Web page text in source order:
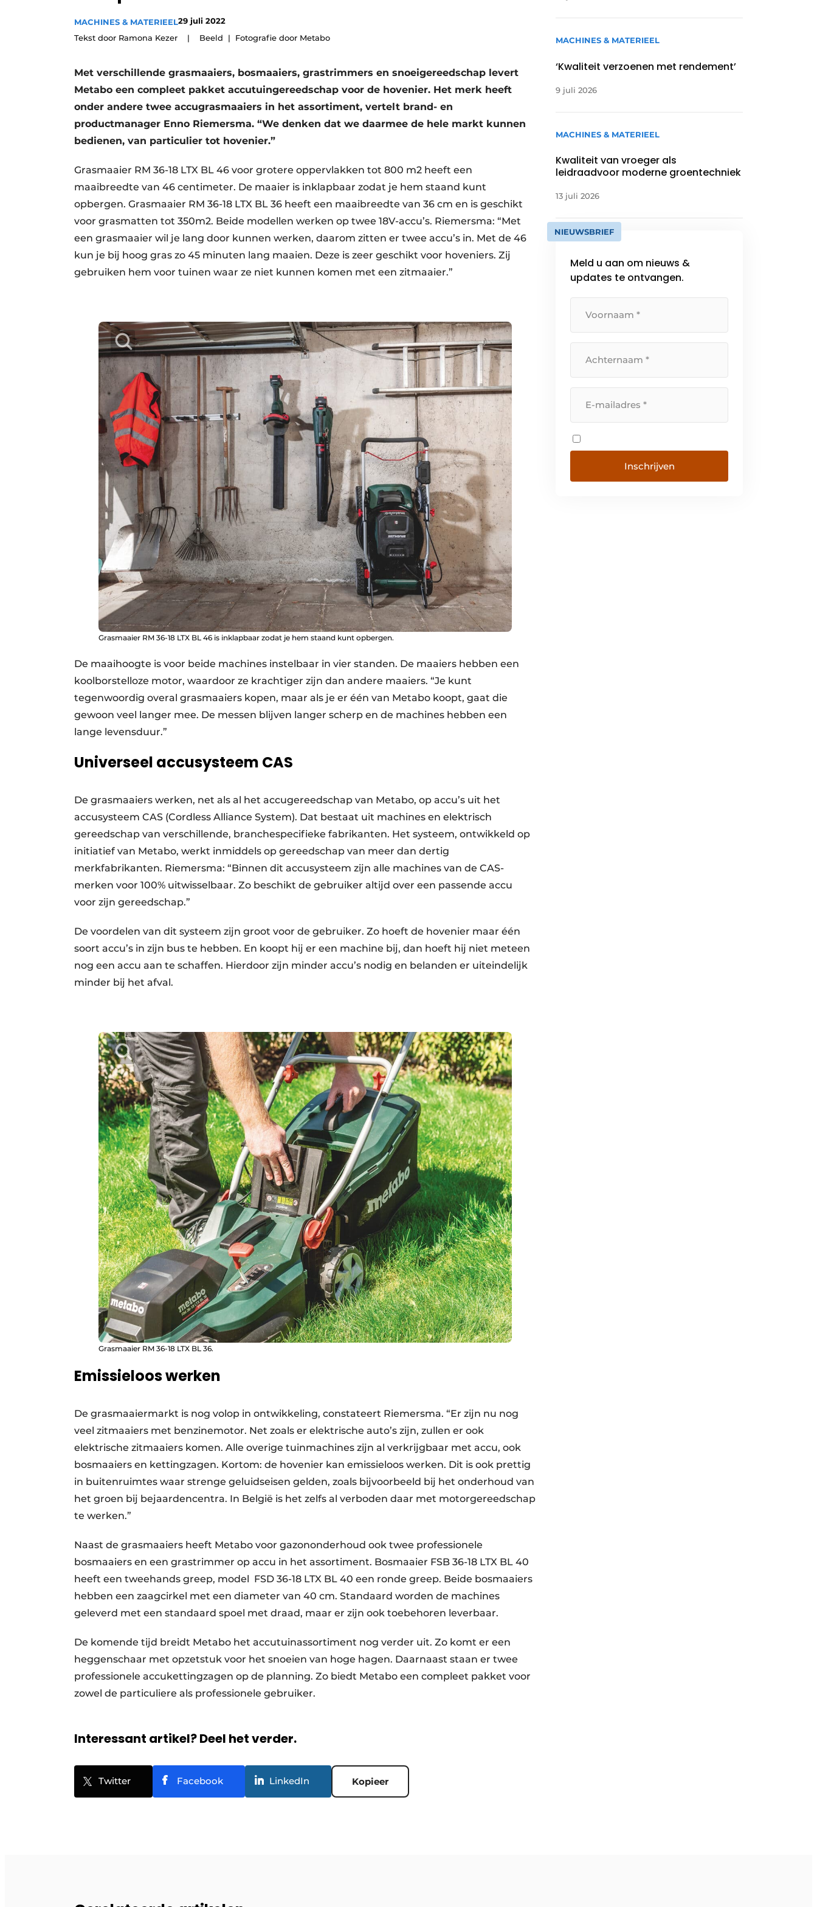
Vacature aanmelden
Video’s
MACHINES & MATERIEEL29 juli 2022
Tekst door Ramona Kezer | Beeld
Fotografie door Metabo
Met verschillende grasmaaiers, bosmaaiers, grastrimmers en snoeigereedschap levert
Metabo een compleet pakket accutuingereedschap voor de hovenier. Het merk heeft
onder andere twee accugrasmaaiers in het assortiment, vertelt brand- en
productmanager Enno Riemersma. “We denken dat we daarmee de hele markt kunnen
bedienen, van particulier tot hovenier.”
Grasmaaier RM 36-18 LTX BL 46 voor grotere oppervlakken tot 800 m2 heeft een
maaibreedte van 46 centimeter. De maaier is inklapbaar zodat je hem staand kunt
opbergen. Grasmaaier RM 36-18 LTX BL 36 heeft een maaibreedte van 36 cm en is geschikt
voor grasmatten tot 350m2. Beide modellen werken op twee 18V-accu’s. Riemersma: “Met
een grasmaaier wil je lang door kunnen werken, daarom zitten er twee accu’s in. Met de 46
kun je bij hoog gras zo 45 minuten lang maaien. Deze is zeer geschikt voor hoveniers. Zij
gebruiken hem voor tuinen waar ze niet kunnen komen met een zitmaaier.”
Grasmaaier RM 36-18 LTX BL 46 is inklapbaar zodat je hem staand kunt opbergen.
De maaihoogte is voor beide machines instelbaar in vier standen. De maaiers hebben een
koolborstelloze motor, waardoor ze krachtiger zijn dan andere maaiers. “Je kunt
tegenwoordig overal grasmaaiers kopen, maar als je er één van Metabo koopt, gaat die
gewoon veel langer mee. De messen blijven langer scherp en de machines hebben een
lange levensduur.”
Universeel accusysteem CAS
De grasmaaiers werken, net als al het accugereedschap van Metabo, op accu’s uit het
accusysteem CAS (Cordless Alliance System). Dat bestaat uit machines en elektrisch
gereedschap van verschillende, branchespecifieke fabrikanten. Het systeem, ontwikkeld op
initiatief van Metabo, werkt inmiddels op gereedschap van meer dan dertig
merkfabrikanten. Riemersma: “Binnen dit accusysteem zijn alle machines van de CAS-
merken voor 100% uitwisselbaar. Zo beschikt de gebruiker altijd over een passende accu
voor zijn gereedschap.”
De voordelen van dit systeem zijn groot voor de gebruiker. Zo hoeft de hovenier maar één
soort accu’s in zijn bus te hebben. En koopt hij er een machine bij, dan hoeft hij niet meteen
nog een accu aan te schaffen. Hierdoor zijn minder accu’s nodig en belanden er uiteindelijk
minder bij het afval.
Grasmaaier RM 36-18 LTX BL 36.
Emissieloos werken
De grasmaaiermarkt is nog volop in ontwikkeling, constateert Riemersma. “Er zijn nu nog
veel zitmaaiers met benzinemotor. Net zoals er elektrische auto’s zijn, zullen er ook
elektrische zitmaaiers komen. Alle overige tuinmachines zijn al verkrijgbaar met accu, ook
bosmaaiers en kettingzagen. Kortom: de hovenier kan emissieloos werken. Dit is ook prettig
in buitenruimtes waar strenge geluidseisen gelden, zoals bijvoorbeeld bij het onderhoud van
het groen bij bejaardencentra. In België is het zelfs al verboden daar met motorgereedschap
te werken.”
Naast de grasmaaiers heeft Metabo voor gazononderhoud ook twee professionele
bosmaaiers en een grastrimmer op accu in het assortiment. Bosmaaier FSB 36-18 LTX BL 40
heeft een tweehands greep, model FSD 36-18 LTX BL 40 een ronde greep. Beide bosmaaiers
hebben een zaagcirkel met een diameter van 40 cm. Standaard worden de machines
geleverd met een standaard spoel met draad, maar er zijn ook toebehoren leverbaar.
De komende tijd breidt Metabo het accutuinassortiment nog verder uit. Zo komt er een
heggenschaar met opzetstuk voor het snoeien van hoge hagen. Daarnaast staan er twee
professionele accukettingzagen op de planning. Zo biedt Metabo een compleet pakket voor
zowel de particuliere als professionele gebruiker.
Interessant artikel? Deel het verder.
Twitter Facebook LinkedIn Kopieer
MACHINES & MATERIEEL
‘Kwaliteit verzoenen met rendement’
9 juli 2026
MACHINES & MATERIEEL
Kwaliteit van vroeger als
leidraadvoor moderne groentechniek
13 juli 2026
NIEUWSBRIEF
Meld u aan om nieuws &
updates te ontvangen.